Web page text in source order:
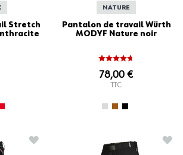
Stretch
NATURE
Pantalon de travail Würth
MODYF Nature noir
78,00 €
TTC
AJOUTER À LA LISTE D'ACHATS